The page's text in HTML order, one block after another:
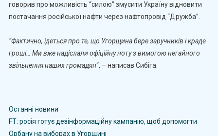
говорив про можливість “силою” змусити Україну відновити
постачання російської нафти через нафтопровід “Дружба”.
“Фактично, ідеться про те, що Угорщина бере заручників і краде
гроші… Ми вже надіслали офіційну ноту з вимогою негайного
звільнення наших громадян“, – написав Сибіга.
Останні новини
FT: росія готує дезінформаційну кампанію, щоб допомогти
Орбану на виборах в Угорщині